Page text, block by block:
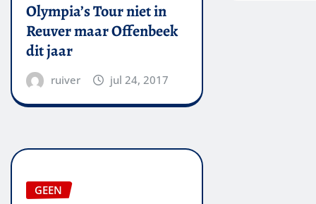
Olympia’s Tour niet in
Reuver maar Offenbeek
dit jaar
ruiver jul 24, 2017
GEEN